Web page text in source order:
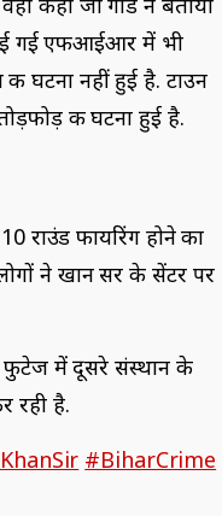
गई एफआईआर में भी
घटना नहीं हुई है. टाउन
की घटना हुई है.
राउंड फायरिंग होने का
ने खान सर के सेंटर पर
फुटेज में दूसरे संस्थान के
रही है.
#BiharCrime